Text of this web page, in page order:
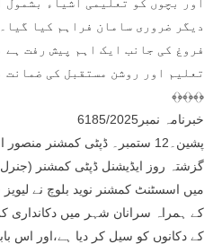
دیگر ضروری سامان فراہم کیا
فروغ کی جانب ایک اہم پیش رفت ہے
تعلیم اور روشن مستقبل کی ضمانت
﴾﴿﴾﴿﴾﴿
خبرنامہ نمبر6185/2025
پشین۔12 ستمبر۔ ڈپٹی کمشنر
گزشتہ روز ایڈیشنل ڈپٹی کمشنر
میں اسسٹنٹ کمشنر نوید بلوچ نے
کے ہمراہ سرانان شہر میں دکانداری
کے دکانوں کو سیل کر دیا ہے،اور